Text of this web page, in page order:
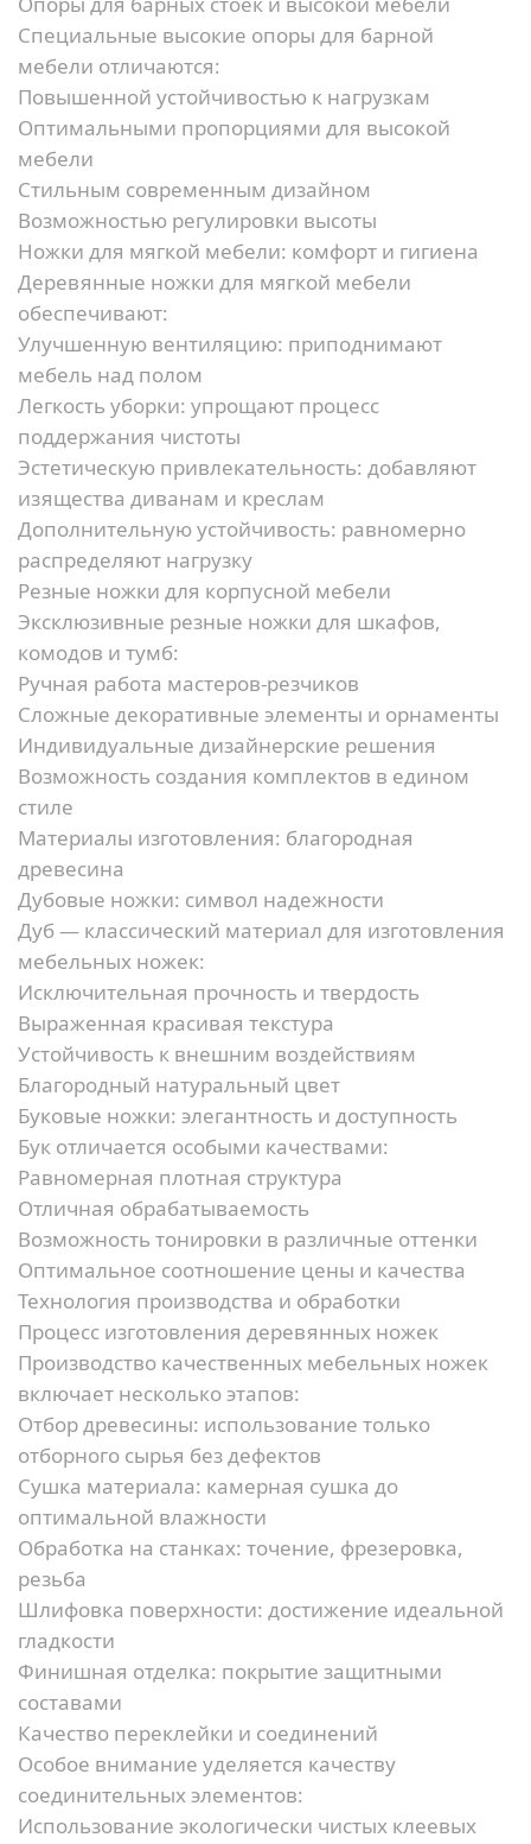
Специальные высокие опоры для барной
мебели отличаются:
Повышенной устойчивостью к нагрузкам
Оптимальными пропорциями для высокой
мебели
Стильным современным дизайном
Возможностью регулировки высоты
Ножки для мягкой мебели: комфорт и гигиена
Деревянные ножки для мягкой мебели
обеспечивают:
Улучшенную вентиляцию: приподнимают
мебель над полом
Легкость уборки: упрощают процесс
поддержания чистоты
Эстетическую привлекательность: добавляют
изящества диванам и креслам
Дополнительную устойчивость: равномерно
распределяют нагрузку
Резные ножки для корпусной мебели
Эксклюзивные резные ножки для шкафов,
комодов и тумб:
Ручная работа мастеров-резчиков
Сложные декоративные элементы и орнаменты
Индивидуальные дизайнерские решения
Возможность создания комплектов в едином
стиле
Материалы изготовления: благородная
древесина
Дубовые ножки: символ надежности
Дуб — классический материал для изготовления
мебельных ножек:
Исключительная прочность и твердость
Выраженная красивая текстура
Устойчивость к внешним воздействиям
Благородный натуральный цвет
Буковые ножки: элегантность и доступность
Бук отличается особыми качествами:
Равномерная плотная структура
Отличная обрабатываемость
Возможность тонировки в различные оттенки
Оптимальное соотношение цены и качества
Технология производства и обработки
Процесс изготовления деревянных ножек
Производство качественных мебельных ножек
включает несколько этапов:
Отбор древесины: использование только
отборного сырья без дефектов
Сушка материала: камерная сушка до
оптимальной влажности
Обработка на станках: точение, фрезеровка,
резьба
Шлифовка поверхности: достижение идеальной
гладкости
Финишная отделка: покрытие защитными
составами
Качество переклейки и соединений
Особое внимание уделяется качеству
соединительных элементов:
Использование экологически чистых клеевых